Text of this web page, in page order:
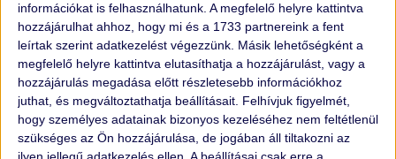
információkat is felhasználhatunk. A megfelelő helyre kattintva
hozzájárulhat ahhoz, hogy mi és a 1733 partnereink a fent
leírtak szerint adatkezelést végezzünk. Másik lehetőségként a
megfelelő helyre kattintva elutasíthatja a hozzájárulást, vagy a
hozzájárulás megadása előtt részletesebb információkhoz
juthat, és megváltoztathatja beállításait. Felhívjuk figyelmét,
hogy személyes adatainak bizonyos kezeléséhez nem feltétlenül
szükséges az Ön hozzájárulása, de jogában áll tiltakozni az
KEVESEBB MINT 24 ÓRÁN BELÜL
ÉRTÉKESÍTETTÜNK EGY NISSAN
MICRÁT!
Csütörtök Őrült napunk volt, azt hiszem rekordot
döntöttünk! 5 autót adtunk el egy nap alatt, kettőt